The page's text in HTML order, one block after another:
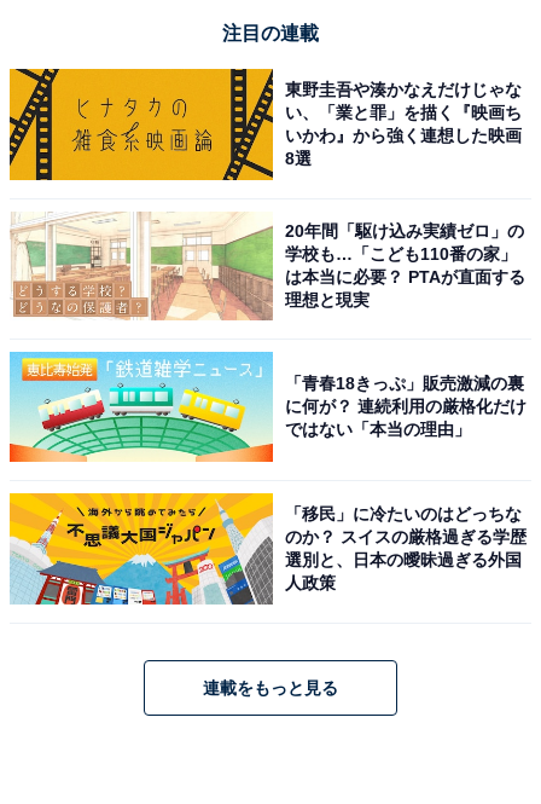
回答者からは、「感情が揺さぶられない天才感がいい
（35歳男性）」「永遠に美しくて裏がありそうで大好き
です（29歳女性）」「初期のころから大好きです。優し
い外見に関わらず強さも持っている、本気の表情とのギ
ャップがいいです（41歳女性）」「常に笑顔でミステリ
アスな部分に魅力を感じるから（32歳男性）」など、に
こやかな表情に裏がありそうなミステリアスな部分も人
気を集めています。
また、「スマートでかっこいい技が多い（30歳男性）」
「天才であり、クールで頭もきれるから（32歳男性）」
「天才だけど実は努力型でもあり、弟が大好きなところ
注目の連載
東野圭吾や湊かなえだけじゃな
い、「業と罪」を描く『映画ち
いかわ』から強く連想した映画
8選
20年間「駆け込み実績ゼロ」の
学校も…「こども110番の家」
は本当に必要？ PTAが直面する
理想と現実
「青春18きっぷ」販売激減の裏
に何が？ 連続利用の厳格化だけ
ではない「本当の理由」
「移民」に冷たいのはどっちな
のか？ スイスの厳格過ぎる学歴
選別と、日本の曖昧過ぎる外国
人政策
連載をもっと見る